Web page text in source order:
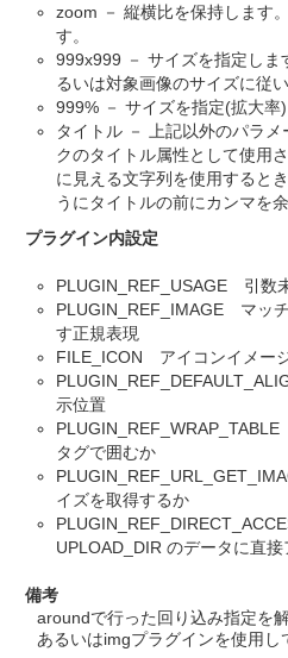
zoom － 縦横比を保持します
す。
999x999 － サイズを指定しま
るいは対象画像のサイズに従い
999% － サイズを指定(拡大率
タイトル － 上記以外のパラ
クのタイトル属性として使用
に見える文字列を使用すると
うにタイトルの前にカンマを
プラグイン内設定
PLUGIN_REF_USAGE 引数
PLUGIN_REF_IMAGE マッ
す正規表現
FILE_ICON アイコンイメー
示位置
タグで囲むか
イズを取得するか
UPLOAD_DIR のデータに直
備考
aroundで行った回り込み指定を
あるいはimgプラグインを使用し